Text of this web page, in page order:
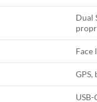
Dual
Face
GPS,